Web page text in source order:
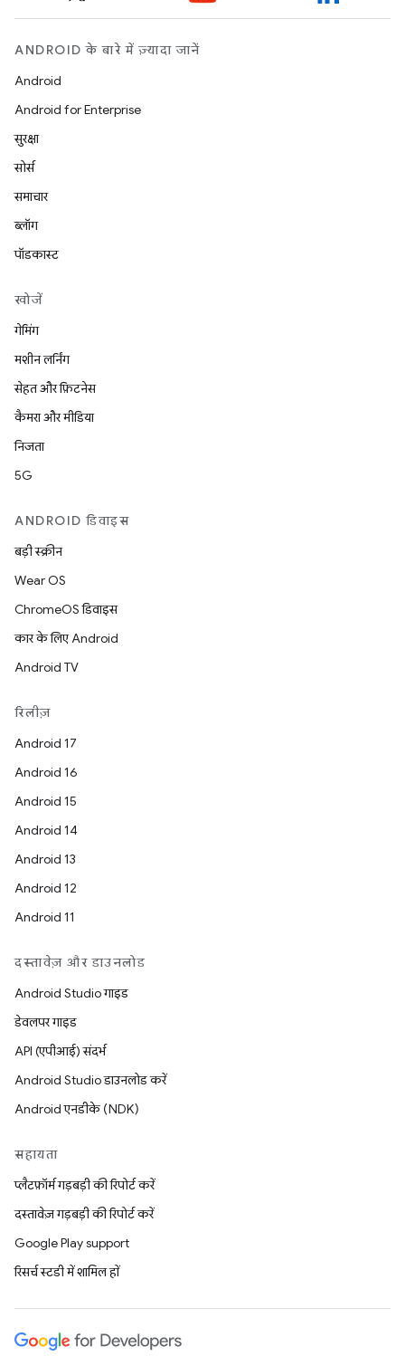
ANDROID के बारे में ज़्यादा जानें
Android
Android for Enterprise
सुरक्षा
सोर्स
समाचार
ब्लॉग
पॉडकास्ट
खोजें
गेमिंग
मशीन लर्निंग
सेहत और फ़िटनेस
कैमरा और मीडिया
निजता
5G
ANDROID डिवाइस
बड़ी स्क्रीन
Wear OS
ChromeOS डिवाइस
कार के लिए Android
Android TV
रिलीज़
Android 17
Android 16
Android 15
Android 14
Android 13
Android 12
Android 11
दस्तावेज़ और डाउनलोड
Android Studio गाइड
डेवलपर गाइड
API (एपीआई) संदर्भ
Android Studio डाउनलोड करें
Android एनडीके (NDK)
सहायता
प्लैटफ़ॉर्म गड़बड़ी की रिपोर्ट करें
दस्तावेज़ गड़बड़ी की रिपोर्ट करें
Google Play support
रिसर्च स्टडी में शामिल हों